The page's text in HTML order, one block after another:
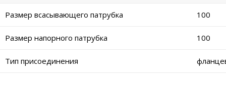
Размер всасывающего патрубка 100
Размер напорного патрубка 100
Тип присоединения